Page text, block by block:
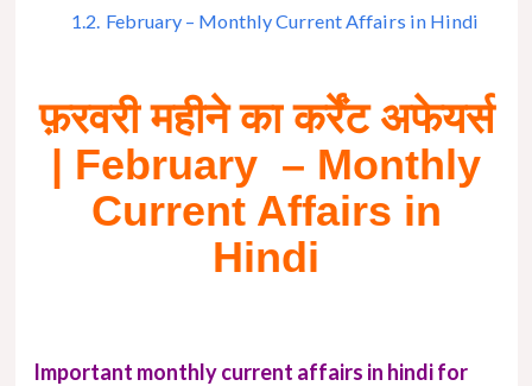
1.2. February – Monthly Current Affairs in Hindi
फ़रवरी महीने का कर्रेंट अफेयर्स
| February – Monthly
Current Affairs in
Hindi
Important monthly current affairs in hindi for